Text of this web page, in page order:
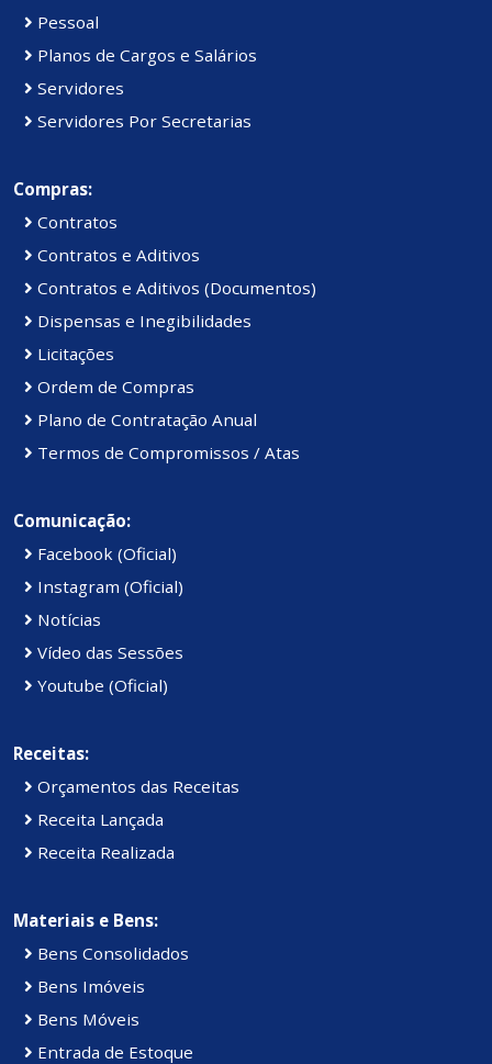
Pessoal
Planos de Cargos e Salários
Servidores
Servidores Por Secretarias
Compras:
Contratos
Contratos e Aditivos
Contratos e Aditivos (Documentos)
Dispensas e Inegibilidades
Licitações
Ordem de Compras
Plano de Contratação Anual
Termos de Compromissos / Atas
Comunicação:
Facebook (Oficial)
Instagram (Oficial)
Notícias
Vídeo das Sessões
Youtube (Oficial)
Receitas:
Orçamentos das Receitas
Receita Lançada
Receita Realizada
Materiais e Bens:
Bens Consolidados
Bens Imóveis
Bens Móveis
Entrada de Estoque